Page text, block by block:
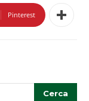
Pinterest